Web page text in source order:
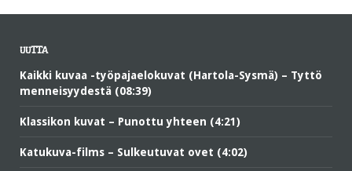
UUTTA
Kaikki kuvaa -työpajaelokuvat (Hartola-Sysmä) – Tyttö
menneisyydestä (08:39)
Klassikon kuvat – Punottu yhteen (4:21)
Katukuva-films – Sulkeutuvat ovet (4:02)